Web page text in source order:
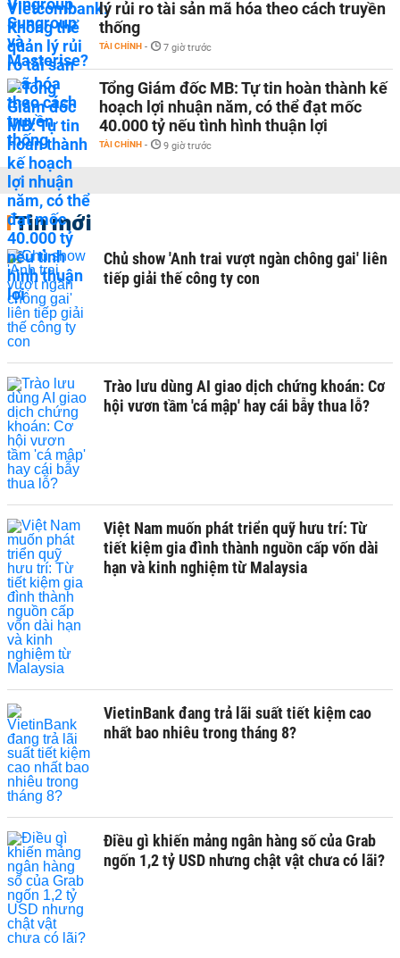
lý rủi ro tài sản mã hóa theo cách truyền
thống
TÀI CHÍNH - 7 giờ trước
Tổng Giám đốc MB: Tự tin hoàn thành kế
hoạch lợi nhuận năm, có thể đạt mốc
40.000 tỷ nếu tình hình thuận lợi
TÀI CHÍNH - 9 giờ trước
Tin mới
Chủ show 'Anh trai vượt ngàn chông gai' liên
tiếp giải thế công ty con
Trào lưu dùng AI giao dịch chứng khoán: Cơ
hội vươn tầm 'cá mập' hay cái bẫy thua lỗ?
Việt Nam muốn phát triển quỹ hưu trí: Từ
tiết kiệm gia đình thành nguồn cấp vốn dài
hạn và kinh nghiệm từ Malaysia
VietinBank đang trả lãi suất tiết kiệm cao
nhất bao nhiêu trong tháng 8?
Điều gì khiến mảng ngân hàng số của Grab
ngốn 1,2 tỷ USD nhưng chật vật chưa có lãi?